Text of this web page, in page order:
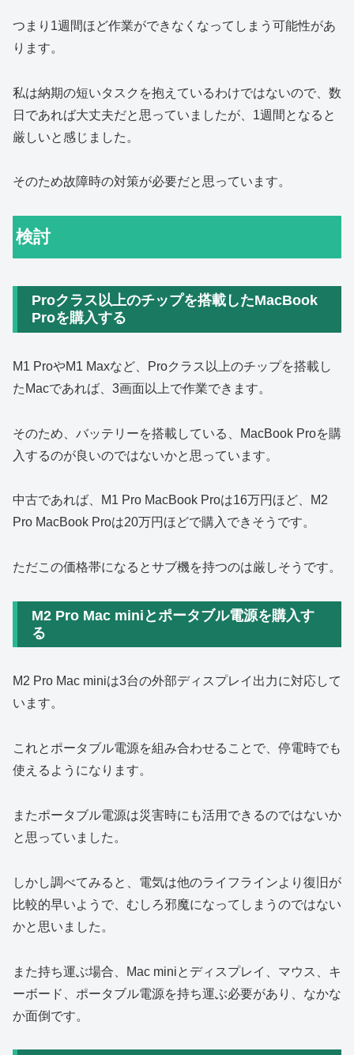
つまり1週間ほど作業ができなくなってしまう可能性があ
ります。
私は納期の短いタスクを抱えているわけではないので、数
日であれば大丈夫だと思っていましたが、1週間となると
厳しいと感じました。
そのため故障時の対策が必要だと思っています。
検討
Proクラス以上のチップを搭載したMacBook
Proを購入する
M1 ProやM1 Maxなど、Proクラス以上のチップを搭載し
たMacであれば、3画面以上で作業できます。
そのため、バッテリーを搭載している、MacBook Proを購
入するのが良いのではないかと思っています。
中古であれば、M1 Pro MacBook Proは16万円ほど、M2
Pro MacBook Proは20万円ほどで購入できそうです。
ただこの価格帯になるとサブ機を持つのは厳しそうです。
M2 Pro Mac miniとポータブル電源を購入す
る
M2 Pro Mac miniは3台の外部ディスプレイ出力に対応して
います。
これとポータブル電源を組み合わせることで、停電時でも
使えるようになります。
またポータブル電源は災害時にも活用できるのではないか
と思っていました。
しかし調べてみると、電気は他のライフラインより復旧が
比較的早いようで、むしろ邪魔になってしまうのではない
かと思いました。
また持ち運ぶ場合、Mac miniとディスプレイ、マウス、キ
ーボード、ポータブル電源を持ち運ぶ必要があり、なかな
か面倒です。